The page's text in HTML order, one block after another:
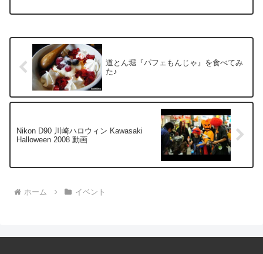
道とん堀『パフェもんじゃ』を食べてみ
た♪
Nikon D90 川崎ハロウィン Kawasaki
Halloween 2008 動画
ホーム イベント